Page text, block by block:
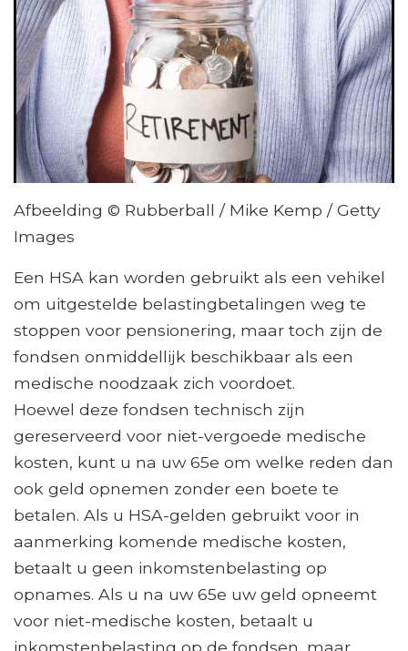
Afbeelding © Rubberball / Mike Kemp / Getty
Images
Een HSA kan worden gebruikt als een vehikel
om uitgestelde belastingbetalingen weg te
stoppen voor pensionering, maar toch zijn de
fondsen onmiddellijk beschikbaar als een
medische noodzaak zich voordoet.
Hoewel deze fondsen technisch zijn
gereserveerd voor niet-vergoede medische
kosten, kunt u na uw 65e om welke reden dan
ook geld opnemen zonder een boete te
betalen. Als u HSA-gelden gebruikt voor in
aanmerking komende medische kosten,
betaalt u geen inkomstenbelasting op
opnames. Als u na uw 65e uw geld opneemt
voor niet-medische kosten, betaalt u